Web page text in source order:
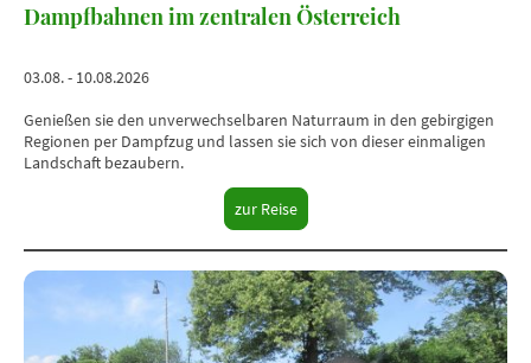
Dampfbahnen im zentralen Österreich
03.08. - 10.08.2026
Genießen sie den unverwechselbaren Naturraum in den gebirgigen
Regionen per Dampfzug und lassen sie sich von dieser einmaligen
Landschaft bezaubern.
zur Reise